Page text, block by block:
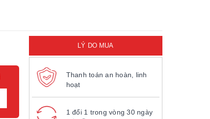
LÝ DO MUA
Thanh toán an hoàn, linh
hoạt
1 đổi 1 trong vòng 30 ngày